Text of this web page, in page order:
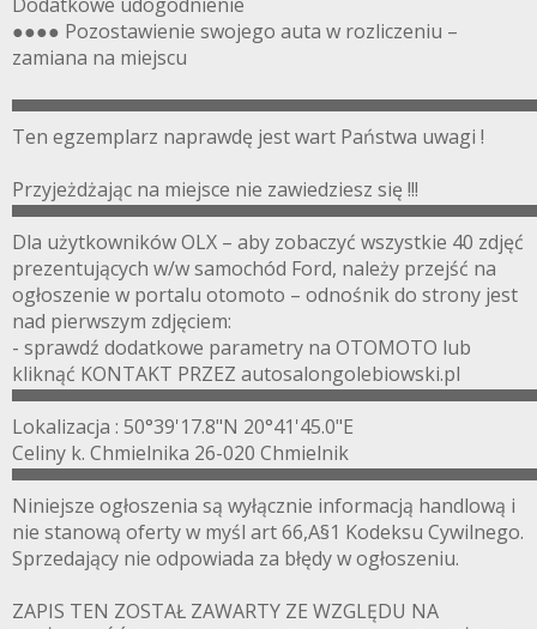
●●●● Pozostawienie swojego auta w rozliczeniu –
zamiana na miejscu
Ten egzemplarz naprawdę jest wart Państwa uwagi !
Przyjeżdżając na miejsce nie zawiedziesz się !!!
Dla użytkowników OLX – aby zobaczyć wszystkie 40 zdjęć
prezentujących w/w samochód Ford, należy przejść na
ogłoszenie w portalu otomoto – odnośnik do strony jest
nad pierwszym zdjęciem:
- sprawdź dodatkowe parametry na OTOMOTO lub
kliknąć KONTAKT PRZEZ autosalongolebiowski.pl
Lokalizacja : 50°39'17.8"N 20°41'45.0"E
Celiny k. Chmielnika 26-020 Chmielnik
Niniejsze ogłoszenia są wyłącznie informacją handlową i
nie stanową oferty w myśl art 66,A§1 Kodeksu Cywilnego.
Sprzedający nie odpowiada za błędy w ogłoszeniu.
ZAPIS TEN ZOSTAŁ ZAWARTY ZE WZGLĘDU NA